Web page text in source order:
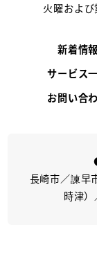
火曜およ
新着情報
サービス
お問い合
長崎市／諫早
時津